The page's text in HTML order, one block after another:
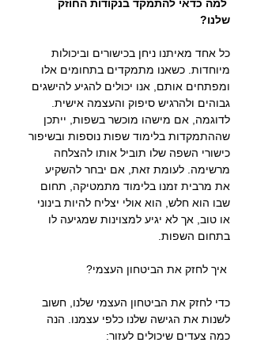
למה כדאי להתמקד בנקודות החוזק
שלנו?
כל אחד מאיתנו ניחן בכישורים וביכולות
מיוחדות. כשאנו מתמקדים בתחומים אלו
ומפתחים אותם, אנו יכולים להגיע להישגים
גבוהים ולהרגיש סיפוק והעצמה אישית.
לדוגמה, אם מישהו מוכשר בשפות, ייתכן
שההתמקדות בלימוד שפות נוספות ובשיפור
כישורי השפה שלו תוביל אותו להצלחה
מרשימה. לעומת זאת, אם יבחר להשקיע
את מרבית זמנו בלימוד מתמטיקה, תחום
שבו הוא חלש, הוא אולי יצליח להיות בינוני
או טוב, אך לא יגיע למצוינות שמגיעה לו
בתחום השפות.
איך לחזק את הביטחון העצמי?
כדי לחזק את הביטחון העצמי שלנו, חשוב
לשנות את הגישה שלנו כלפי עצמנו. הנה
כמה צעדים שיכולים לעזור: